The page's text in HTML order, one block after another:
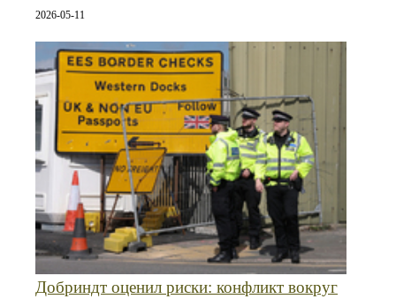
2026-05-11
Добриндт оценил риски: конфликт вокруг